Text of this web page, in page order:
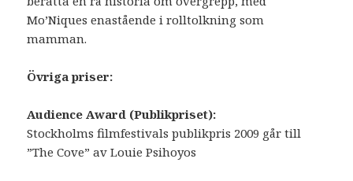
Mo’Niques enastående i rolltolkning som
mamman.
Övriga priser:
Audience Award (Publikpriset):
Stockholms filmfestivals publikpris 2009 går till
”The Cove” av Louie Psihoyos